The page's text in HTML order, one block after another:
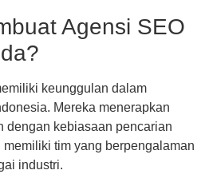
Agensi SEO
keunggulan dalam
Mereka menerapkan
dengan kebiasaan pencarian
tim yang berpengalaman
industri.